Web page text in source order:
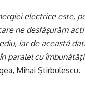
electrice este,
ne desfășurăm
iar de această
paralel cu
Mihai Știrbulescu.